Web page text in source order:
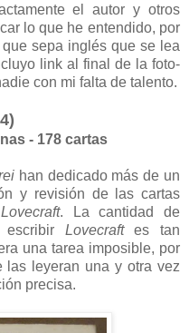
el autor y otros
lo que he entendido, por
sepa inglés que se lea
link al final de la foto-
con mi falta de talento.
- 178 cartas
han dedicado más de un
y revisión de las cartas
. La cantidad de
escribir Lovecraftes tan
una tarea imposible, por
las leyeran una y otra vez
precisa.